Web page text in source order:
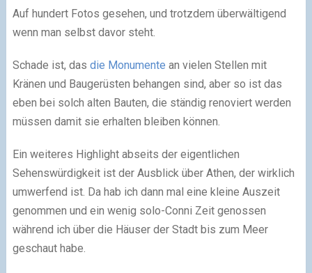
Auf hundert Fotos gesehen, und trotzdem überwältigend
wenn man selbst davor steht.
Schade ist, das die Monumente an vielen Stellen mit
Kränen und Baugerüsten behangen sind, aber so ist das
eben bei solch alten Bauten, die ständig renoviert werden
müssen damit sie erhalten bleiben können.
Ein weiteres Highlight abseits der eigentlichen
Sehenswürdigkeit ist der Ausblick über Athen, der wirklich
umwerfend ist. Da hab ich dann mal eine kleine Auszeit
genommen und ein wenig solo-Conni Zeit genossen
während ich über die Häuser der Stadt bis zum Meer
geschaut habe.